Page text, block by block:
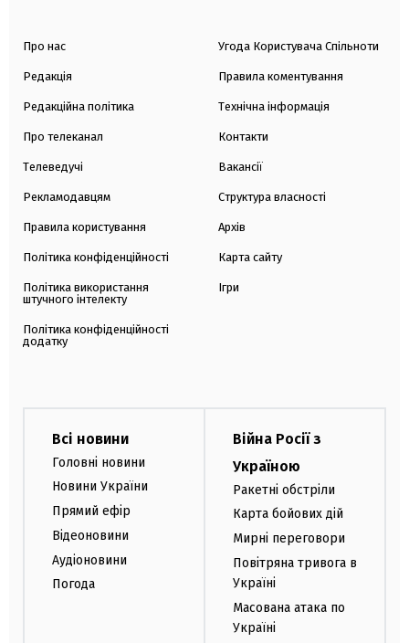
Про нас
Редакція
Редакційна політика
Про телеканал
Телеведучі
Рекламодавцям
Правила користування
Політика конфіденційності
Політика використання
штучного інтелекту
Політика конфіденційності
додатку
Угода Користувача Спільноти
Правила коментування
Технічна інформація
Контакти
Вакансії
Структура власності
Архів
Карта сайту
Ігри
Всі новини
Головні новини
Новини України
Прямий ефір
Відеоновини
Аудіоновини
Погода
Війна Росії з
Україною
Ракетні обстріли
Карта бойових дій
Мирні переговори
Повітряна тривога в
Україні
Масована атака по
Україні